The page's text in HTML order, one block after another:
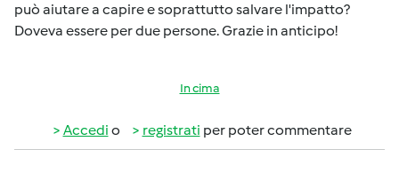
può aiutare a capire e soprattutto salvare l'impatto?
Doveva essere per due persone. Grazie in anticipo!
In cima
Accedi o registrati per poter commentare